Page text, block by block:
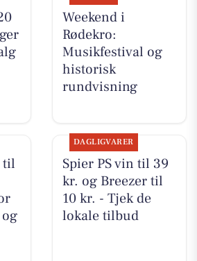
Weekend i
Rødekro:
Musikfestival og
historisk
rundvisning
til
DAGLIGVARER
Spier PS vin til 39
kr. og Breezer til
10 kr. - Tjek de
lokale tilbud